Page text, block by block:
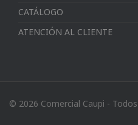
CATÁLOGO
ATENCIÓN AL CLIENTE
© 2026 Comercial Caupi -